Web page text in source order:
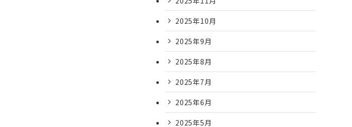
2025年10月
2025年9月
2025年8月
2025年7月
2025年6月
2025年5月